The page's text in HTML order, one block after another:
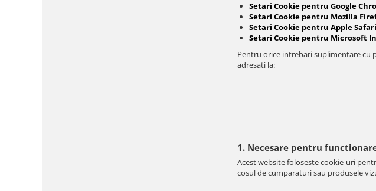
Setari Cookie pentru Google
Setari Cookie pentru Mozilla
Setari Cookie pentru Apple Safari
Setari Cookie pentru Microsoft
Pentru orice intrebari suplimentare cu
adresati la:
1. Necesare pentru
Acest website foloseste cookie-uri
cosul de cumparaturi sau produsele